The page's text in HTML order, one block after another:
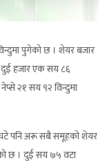
पुगेको छ । शेयर बजार
हजार एक सय ८६
२१ सय ९२ विन्दुमा
घटे पनि अरू सबै समूहको शेयर
छ । दुई सय ७५ वटा